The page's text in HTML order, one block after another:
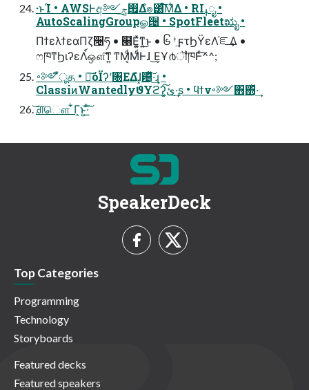
·ͱΊ • AWSͰඅ༻࡟ݮ͢Δํ๏͸ͨ͘͞Μ͋Δ • RIߪೖ •
AutoScalingGroupௐ੔ • SpotFleetಋೖ •
ΠϯελϯεαΠζ੔ཧ • ๨Ε͍͚ͯͳ͍͜ͱ • ၆ᛌͯ͠ϝτϦΫεΛ֬ೝ͢Δ •
ෆཁͳϦιʔεΛ์ஔ͠ͳ͍ ͳΜ͔ͩΜͩͰɺ ͜Ε͕Ұ൪ॏཁͰͨ͠^^;
࠾༻ืूத • ༏͘͠όΪʔʹ৐ΕΔํɺ͓଴ͪͯ͠·͢ɻ •
ClassiͷWantedlyϑΥϩʔ͓ئ͍͠·͢ʂ • ϥϯν࠾༻΋΍ͬͯ·͢
͝ਗ਼ௌ ͋Γ͕ͱ͏͍͟͝·ͨ͠
SpeakerDeck
Top Categories
Programming
Technology
Storyboards
Featured decks
Featured speakers